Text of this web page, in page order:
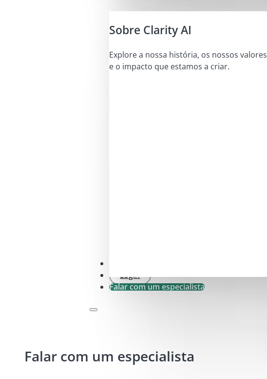
Sobre Clarity AI
Explore a nossa história, os nossos valores
e o impacto que estamos a criar.
Login
Falar com um especialista
Falar com um especialista